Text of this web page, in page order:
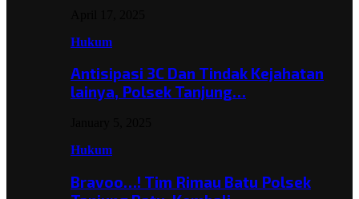
Hukum
Antisipasi 3C Dan Tindak Kejahatan
lainya, Polsek Tanjung…
Hukum
Bravoo…! Tim Rimau Batu Polsek